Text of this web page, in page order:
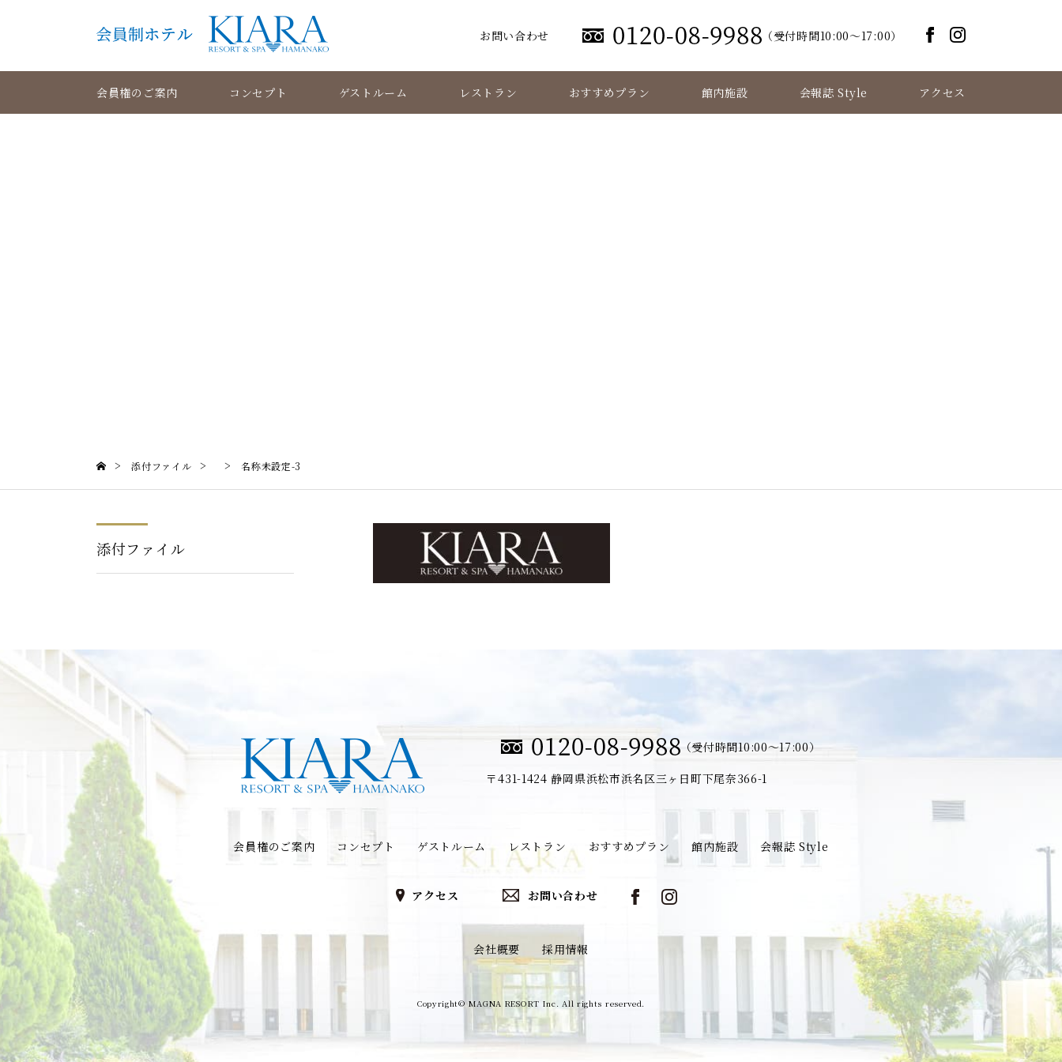
お問い合わせ （受付時間10:00～17:00）
会員権のご案内 コンセプト ゲストルーム レストラン おすすめプラン 館内施設 会報誌 Style アクセス
> 添付ファイル > > 名称未設定-3
添付ファイル
（受付時間10:00～17:00）
〒431-1424静岡県浜松市浜名区三ヶ日町下尾奈366-1
会員権のご案内 コンセプト ゲストルーム レストラン おすすめプラン 館内施設 会報誌 Style
アクセス お問い合わせ
会社概要 採用情報
Copyright© MAGNA RESORT Inc. All rights reserved.